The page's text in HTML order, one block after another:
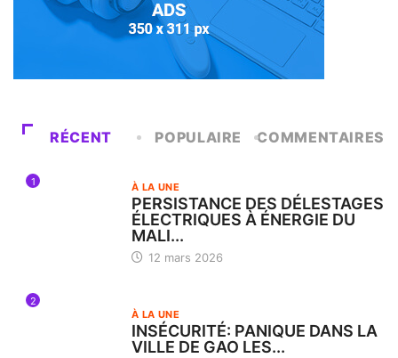
RÉCENT POPULAIRE COMMENTAIRES
1 À LA UNE
PERSISTANCE DES DÉLESTAGES
ÉLECTRIQUES À ÉNERGIE DU
MALI...
12 mars 2026
2
À LA UNE
INSÉCURITÉ: PANIQUE DANS LA
VILLE DE GAO LES...